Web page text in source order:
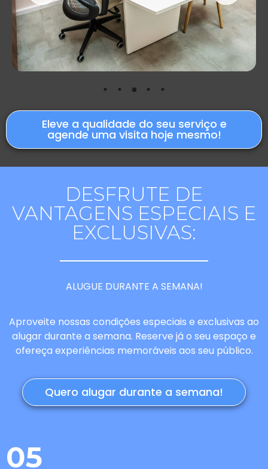
Eleve a qualidade do seu serviço e
agende uma visita hoje mesmo!
DESFRUTE DE
VANTAGENS ESPECIAIS E
EXCLUSIVAS:
ALUGUE DURANTE A SEMANA!
Aproveite nossas condições especiais e exclusivas ao
alugar durante a semana. Reserve já o seu espaço e
ofereça experiências memoráveis aos seu público.
Quero alugar durante a semana!
05